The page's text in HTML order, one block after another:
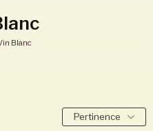
Blanc
Pertinence